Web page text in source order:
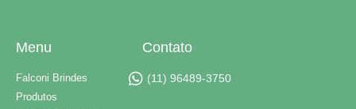
Menu
Falconi Brindes
Produtos
Contato
(11) 96489-3750